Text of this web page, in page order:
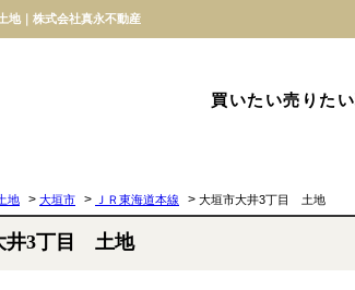
地｜株式会社真永不動産
買いたい売りたい
地 > 大垣市 > ＪＲ東海道本線 > 大垣市大井3丁目 土地
井3丁目 土地